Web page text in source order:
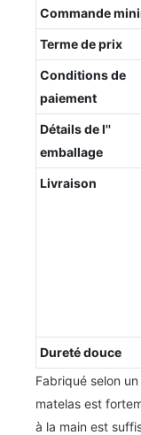
Commande
Terme de prix
Conditions de
paiement
Détails de l''
emballage
Livraison
Dureté douce
Fabriqué selon
matelas est
à la main est